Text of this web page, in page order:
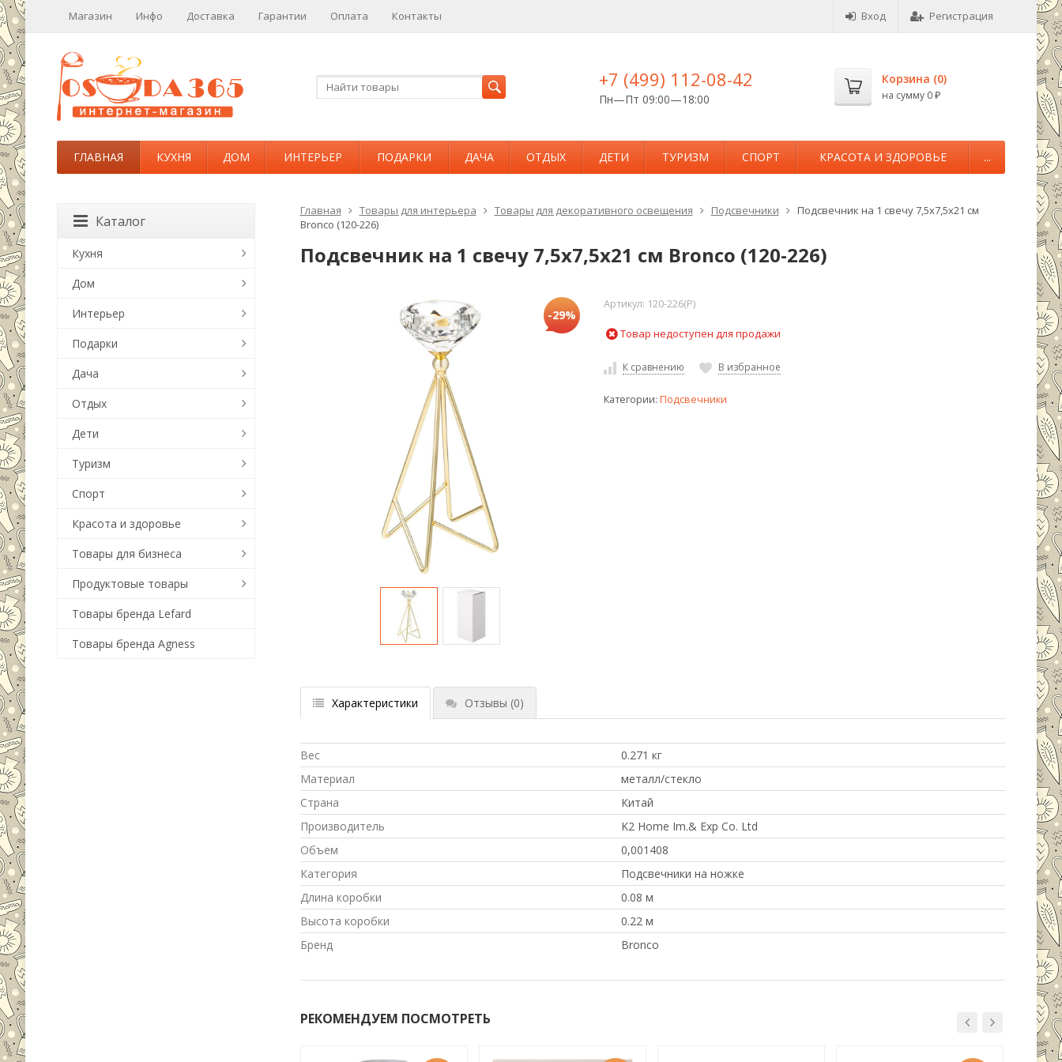
Магазин Инфо Доставка Гарантии Оплата Контакты Вход Регистрация
+7 (499) 112-08-42
Пн—Пт 09:00—18:00
Корзина (0)
на сумму 0 ₽
ГЛАВНАЯ КУХНЯ ДОМ ИНТЕРЬЕР ПОДАРКИ ДАЧА ОТДЫХ ДЕТИ ТУРИЗМ СПОРТ КРАСОТА И ЗДОРОВЬЕ ...
Главная Товары для интерьера Товары для декоративного освещения Подсвечники
Подсвечник на 1 свечу 7,5х7,5х21 см
Bronco (120-226)
Подсвечник на 1 свечу 7,5х7,5х21 см Bronco (120-226)
-29%
Артикул: 120-226(P)
Товар недоступен для продажи
К сравнению В избранное
Категории: Подсвечники
Характеристики Отзывы (0)
Вес
0.271 кг
Материал
металл/стекло
Страна
Китай
Производитель
K2 Home Im.& Exp Co. Ltd
Объем
0,001408
Категория
Подсвечники на ножке
Длина коробки
0.08 м
Высота коробки
0.22 м
Бренд
Bronco
РЕКОМЕНДУЕМ ПОСМОТРЕТЬ
Каталог
Кухня
Дом
Интерьер
Подарки
Дача
Отдых
Дети
Туризм
Спорт
Красота и здоровье
Товары для бизнеса
Продуктовые товары
Товары бренда Lefard
Товары бренда Agness